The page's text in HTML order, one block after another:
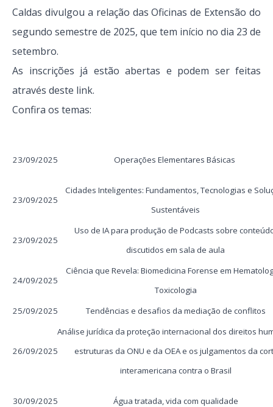
Caldas divulgou a relação das Oficinas de Extensão do
segundo semestre de 2025, que tem início no dia 23 de
setembro.
As inscrições já estão abertas e podem ser feitas
através deste link.
Confira os temas:
23/09/2025 Operações Elementares Básicas
23/09/2025
Cidades Inteligentes: Fundamentos, Tecnologias e
Sustentáveis
23/09/2025
Uso de IA para produção de Podcasts sobre
discutidos em sala de aula
24/09/2025
Ciência que Revela: Biomedicina Forense em
Toxicologia
25/09/2025
Tendências e desafios da mediação de conflitos
26/09/2025
Análise jurídica da proteção internacional dos direitos
estruturas da ONU e da OEA e os julgamentos da
interamericana contra o Brasil
30/09/2025 Água tratada, vida com qualidade